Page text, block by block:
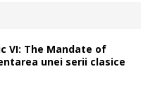
VI: The Mandate of
unei serii clasice